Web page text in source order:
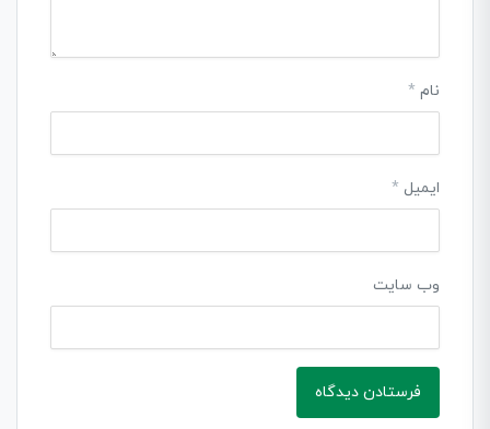
نام *
ایمیل *
وب‌ سایت